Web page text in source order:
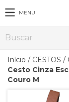
MENU
Início / CESTOS /
Cesto Cinza
Couro M